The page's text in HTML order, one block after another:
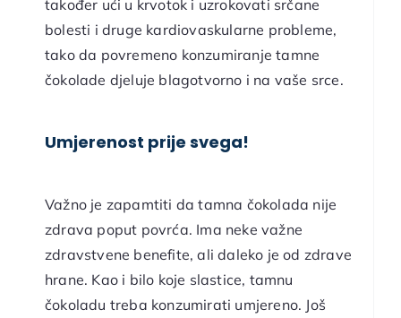
također ući u krvotok i uzrokovati srčane
bolesti i druge kardiovaskularne probleme,
tako da povremeno konzumiranje tamne
čokolade djeluje blagotvorno i na vaše srce.
Umjerenost prije svega!
Važno je zapamtiti da tamna čokolada nije
zdrava poput povrća. Ima neke važne
zdravstvene benefite, ali daleko je od zdrave
hrane. Kao i bilo koje slastice, tamnu
čokoladu treba konzumirati umjereno. Još